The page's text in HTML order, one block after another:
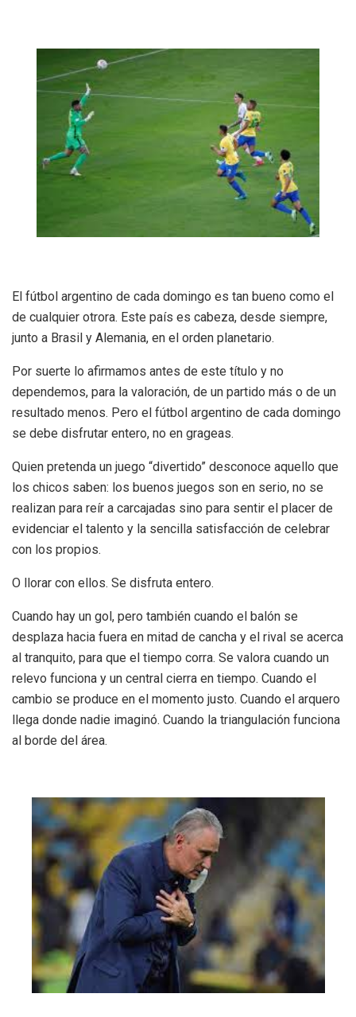
El fútbol argentino de cada domingo es tan bueno como el
de cualquier otrora. Este país es cabeza, desde siempre,
junto a Brasil y Alemania, en el orden planetario.
Por suerte lo afirmamos antes de este título y no
dependemos, para la valoración, de un partido más o de un
resultado menos. Pero el fútbol argentino de cada domingo
se debe disfrutar entero, no en grageas.
Quien pretenda un juego “divertido” desconoce aquello que
los chicos saben: los buenos juegos son en serio, no se
realizan para reír a carcajadas sino para sentir el placer de
evidenciar el talento y la sencilla satisfacción de celebrar
con los propios.
O llorar con ellos. Se disfruta entero.
Cuando hay un gol, pero también cuando el balón se
desplaza hacia fuera en mitad de cancha y el rival se acerca
al tranquito, para que el tiempo corra. Se valora cuando un
relevo funciona y un central cierra en tiempo. Cuando el
cambio se produce en el momento justo. Cuando el arquero
llega donde nadie imaginó. Cuando la triangulación funciona
al borde del área.